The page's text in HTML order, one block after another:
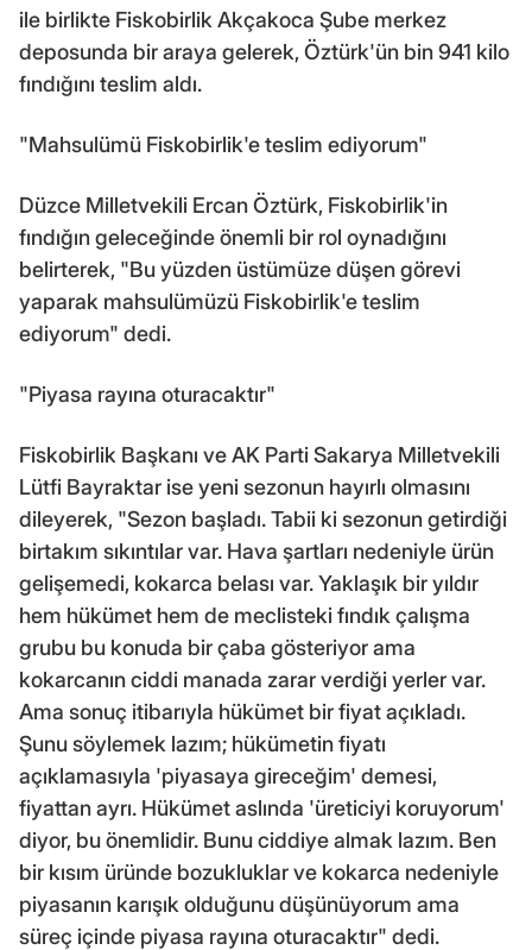
ile birlikte Fiskobirlik Akçakoca Şube merkez
deposunda bir araya gelerek, Öztürk'ün bin 941 kilo
fındığını teslim aldı.
"Mahsulümü Fiskobirlik'e teslim ediyorum"
Düzce Milletvekili Ercan Öztürk, Fiskobirlik'in
fındığın geleceğinde önemli bir rol oynadığını
belirterek, "Bu yüzden üstümüze düşen görevi
yaparak mahsulümüzü Fiskobirlik'e teslim
ediyorum" dedi.
"Piyasa rayına oturacaktır"
Fiskobirlik Başkanı ve AK Parti Sakarya Milletvekili
Lütfi Bayraktar ise yeni sezonun hayırlı olmasını
dileyerek, "Sezon başladı. Tabii ki sezonun getirdiği
birtakım sıkıntılar var. Hava şartları nedeniyle ürün
gelişemedi, kokarca belası var. Yaklaşık bir yıldır
hem hükümet hem de meclisteki fındık çalışma
grubu bu konuda bir çaba gösteriyor ama
kokarcanın ciddi manada zarar verdiği yerler var.
Ama sonuç itibarıyla hükümet bir fiyat açıkladı.
Şunu söylemek lazım; hükümetin fiyatı
açıklamasıyla 'piyasaya gireceğim' demesi,
fiyattan ayrı. Hükümet aslında 'üreticiyi koruyorum'
diyor, bu önemlidir. Bunu ciddiye almak lazım. Ben
bir kısım üründe bozukluklar ve kokarca nedeniyle
piyasanın karışık olduğunu düşünüyorum ama
süreç içinde piyasa rayına oturacaktır" dedi.